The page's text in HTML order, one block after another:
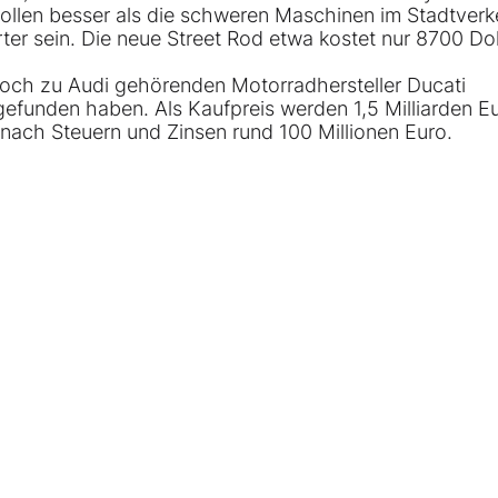
besser als die schweren Maschinen im
sein. Die neue Street Rod etwa kostet nur 8700
zu Audi gehörenden Motorradhersteller Ducati
haben. Als Kaufpreis werden 1,5 Milliarden
Steuern und Zinsen rund 100 Millionen Euro.